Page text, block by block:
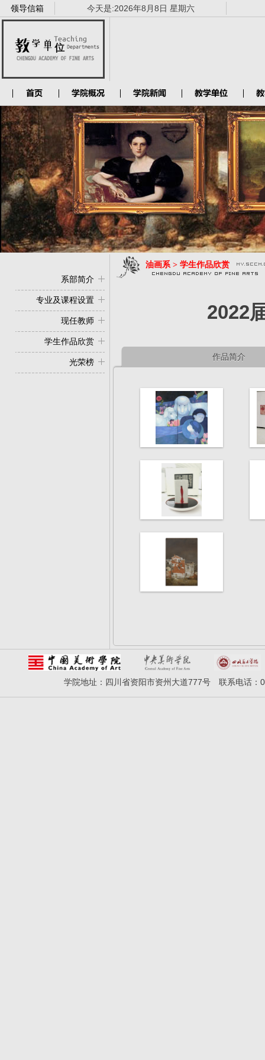
领导信箱 今天是:2026年8月8日 星期六
系部简介
专业及课程设置
现任教师
学生作品欣赏
光荣榜
油画系 > 学生作品欣赏
2022
作品简介
学院地址：四川省资阳市资州大道777号 联系电话：